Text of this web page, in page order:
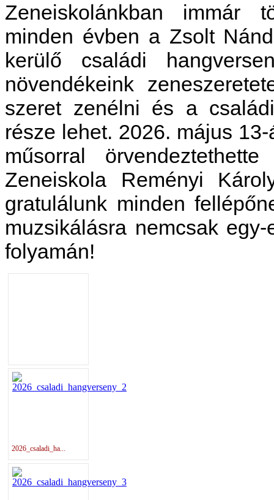
Zeneiskolánkban immár
minden évben a Zsolt
kerülő családi
növendékeink
szeret zenélni és a
része lehet. 2026. május
műsorral
Zeneiskola Reményi
gratulálunk minden
muzsikálásra nemcsak
folyamán!
2026_csaladi_ha...